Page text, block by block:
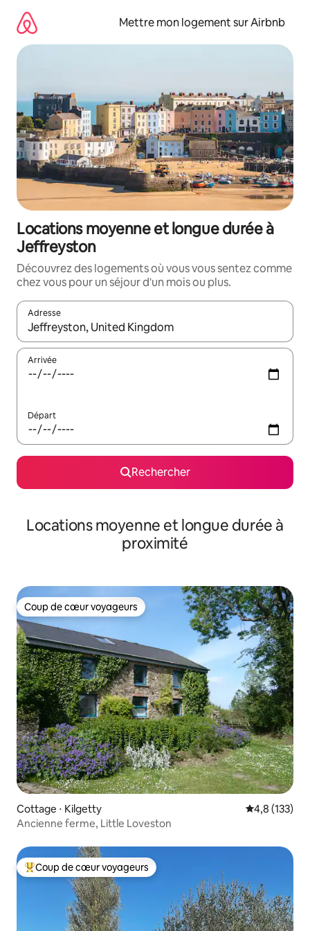
directement
contenu
Mettre mon logement sur Airbnb
Locations moyenne et longue durée à
Jeffreyston
Découvrez des logements où vous vous sentez comme
chez vous pour un séjour d'un mois ou plus.
Adresse
Lorsque les résultats s'affichent, utilisez les flèches vers le
Arrivée
Départ
Rechercher
Locations moyenne et longue durée à
proximité
Coup de cœur voyageurs
Coup de cœur voyageurs
Cottage ⋅ Kilgetty Évaluation
4,8 (133)
Ancienne ferme, Little Loveston
Coups de cœur voyageurs les plus appréciés
Coup de cœur voyageurs